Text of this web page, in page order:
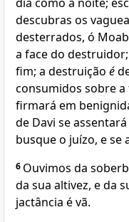
descubras os
desterrados, ó
a face do
fim; a destruição é
consumidos sobre a
firmará em
de Davi se
busque o juízo, e se
6 Ouvimos da
da sua altivez, e da
jactância é vã.